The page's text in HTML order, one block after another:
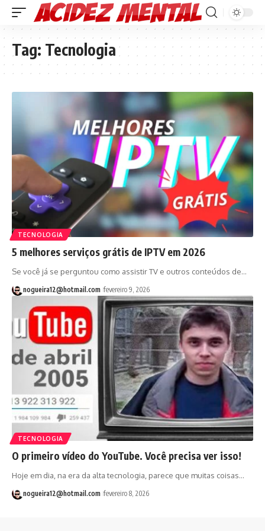
Tag: Tecnologia
TECNOLOGIA
5 melhores serviços grátis de IPTV em 2026
Se você já se perguntou como assistir TV e outros conteúdos de…
nogueira12@hotmail.com fevereiro 9, 2026
TECNOLOGIA
O primeiro vídeo do YouTube. Você precisa ver isso!
Hoje em dia, na era da alta tecnologia, parece que muitas coisas…
nogueira12@hotmail.com fevereiro 8, 2026